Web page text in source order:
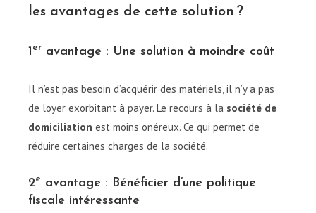
les avantages de cette solution ?
1 er avantage : Une solution à moindre coût
Il n’est pas besoin d’acquérir des matériels, il n’y a pas
de loyer exorbitant à payer. Le recours à la société de
domiciliation est moins onéreux. Ce qui permet de
réduire certaines charges de la société.
2e
avantage : Bénéficier d’une politique
fiscale intéressante